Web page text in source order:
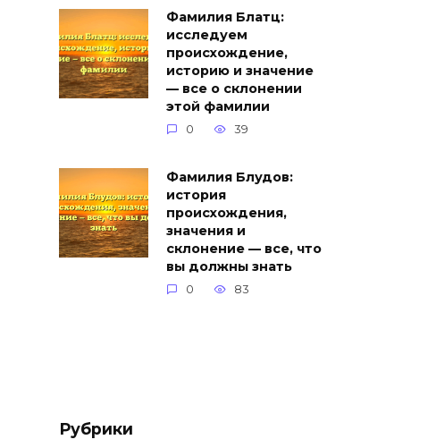
Фамилия Блатц:
исследуем
происхождение,
историю и значение
— все о склонении
этой фамилии
0 39
Фамилия Блудов:
история
происхождения,
значения и
склонение — все, что
вы должны знать
0 83
Рубрики